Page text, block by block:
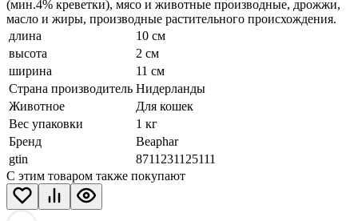
(мин.4% креветки), мясо и животные производные, дрожжи,
масло и жиры, производные растительного происхождения.
длина
10 см
высота
2 см
ширина
11 см
Страна производитель Нидерланды
Животное
Для кошек
Вес упаковки
1 кг
Бренд
Beaphar
gtin
8711231125111
С этим товаром также покупают